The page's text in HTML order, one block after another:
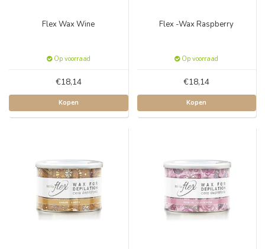
Flex Wax Wine
Op voorraad
€18,14
Kopen
Flex -Wax Raspberry
Op voorraad
€18,14
Kopen